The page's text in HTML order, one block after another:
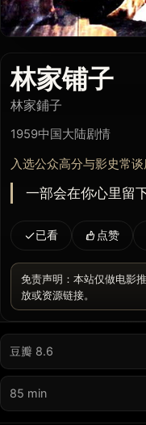
林家铺子
林家鋪子
1959中国大陆剧情
入选公众高分与影史常谈
一部会在你心里留
已看 点赞
免责声明：本站仅做电影
放或资源链接。
豆瓣 8.6
85 min